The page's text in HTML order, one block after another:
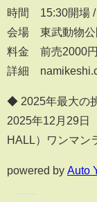
時間 15:30開場 /
会場 東武動物公
料金 前売2000
詳細
◆ 2025年最大の
2025年12月29日
HALL）ワンマン
powered by Auto